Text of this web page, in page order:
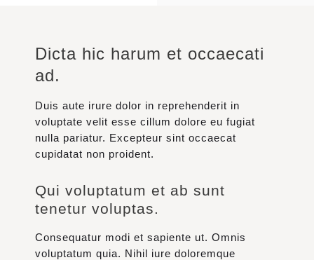
AdresseDicta hic harum et occaecati
ad.
Duis aute irure dolor in reprehenderit in
voluptate velit esse cillum dolore eu fugiat
nulla pariatur. Excepteur sint occaecat
cupidatat non proident.
Qui voluptatum et ab sunt
tenetur voluptas.
Consequatur modi et sapiente ut. Omnis
voluptatum quia. Nihil iure doloremque